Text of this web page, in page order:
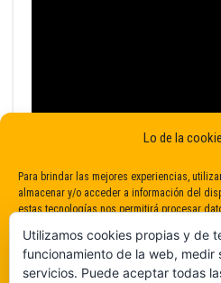
Lo de la
Para brindar las mejores experiencias,
almacenar y/o acceder a información del
estas tecnologías nos permitirá procesar
consentimiento puede afectar
funciones.
Utilizamos cookies propias y de
funcionamiento de la web, medir
servicios. Puede aceptar todas